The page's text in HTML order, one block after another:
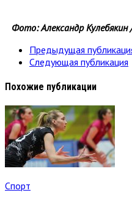
Фото: Александр Кулебякин
Предыдущая
Следующая публикация
Похожие публикации
Спорт